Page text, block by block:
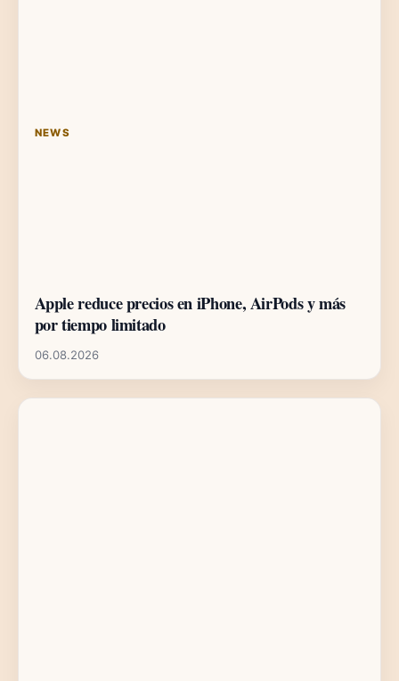
NEWS
Apple reduce precios en iPhone, AirPods y más
por tiempo limitado
06.08.2026